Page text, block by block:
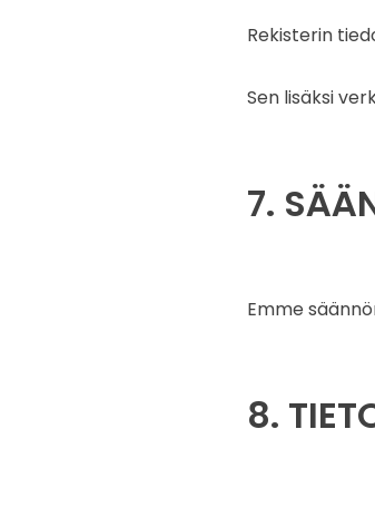
Rekisterin
Sen lisäksi
7.
Emme
8.